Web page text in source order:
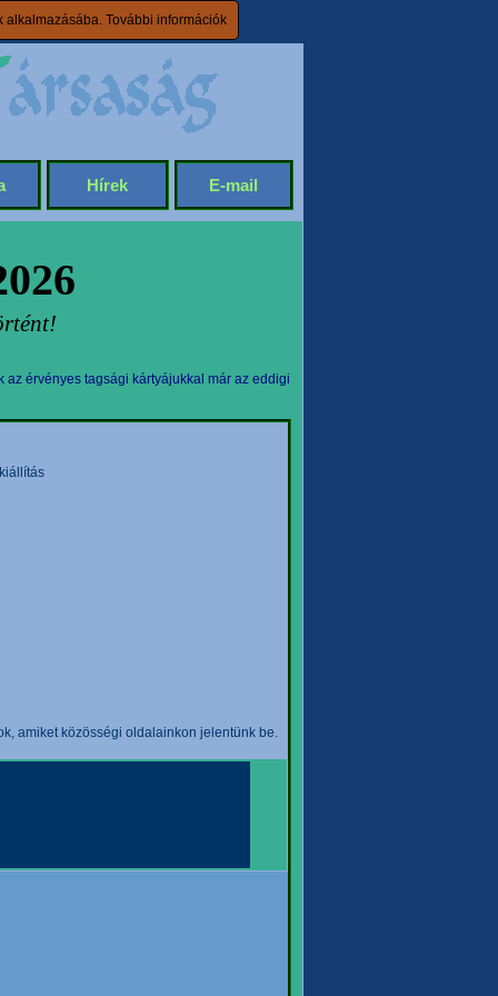
alkalmazásába. További információk
Hírek E-mail
érvényes tagsági kártyájukkal már az eddigi
amiket közösségi oldalainkon jelentünk be.